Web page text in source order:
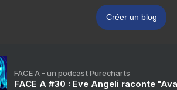
Créer un blog
FACE A - un podcast Purecharts
FACE A #30 : Eve Angeli raconte